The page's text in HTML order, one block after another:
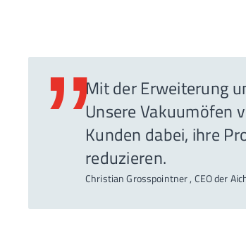
”Mit der Erweiterung
Unsere Vakuumöfen
Kunden dabei, ihre
reduzieren.
Christian Grosspointner , CEO der